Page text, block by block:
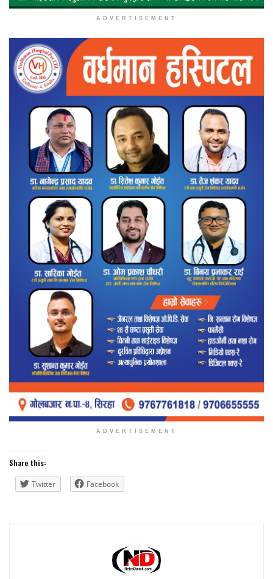
ADVERTISEMENT
ADVERTISEMENT
Share this:
Twitter Facebook